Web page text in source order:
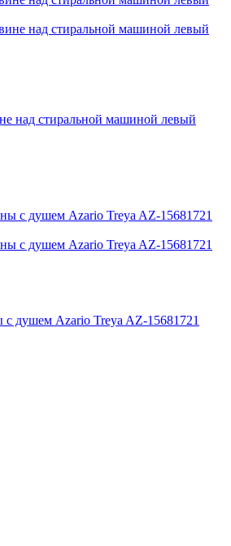
над стиральной машиной левый
с душем Azario Treya AZ-15681721